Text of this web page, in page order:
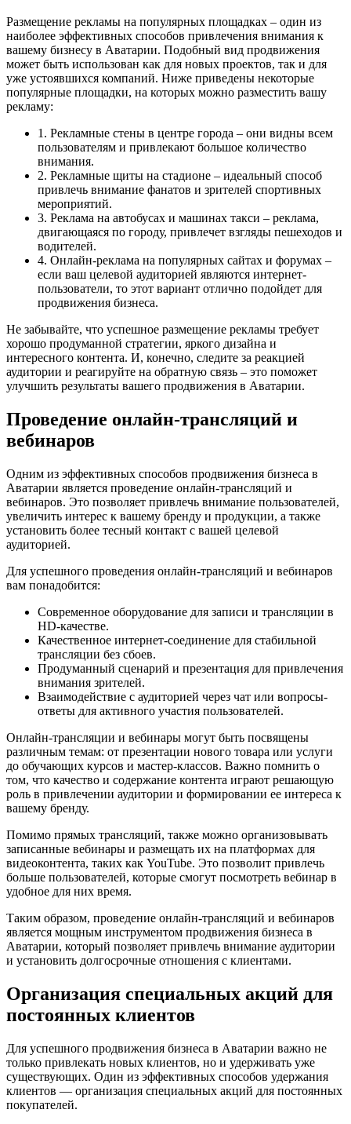
Размещение рекламы на популярных площадках – один из
наиболее эффективных способов привлечения внимания к
вашему бизнесу в Аватарии. Подобный вид продвижения
может быть использован как для новых проектов, так и для
уже устоявшихся компаний. Ниже приведены некоторые
популярные площадки, на которых можно разместить вашу
рекламу:
1. Рекламные стены в центре города – они видны всем
пользователям и привлекают большое количество
внимания.
2. Рекламные щиты на стадионе – идеальный способ
привлечь внимание фанатов и зрителей спортивных
мероприятий.
3. Реклама на автобусах и машинах такси – реклама,
двигающаяся по городу, привлечет взгляды пешеходов и
водителей.
4. Онлайн-реклама на популярных сайтах и форумах –
если ваш целевой аудиторией являются интернет-
пользователи, то этот вариант отлично подойдет для
продвижения бизнеса.
Не забывайте, что успешное размещение рекламы требует
хорошо продуманной стратегии, яркого дизайна и
интересного контента. И, конечно, следите за реакцией
аудитории и реагируйте на обратную связь – это поможет
улучшить результаты вашего продвижения в Аватарии.
Проведение онлайн-трансляций и
вебинаров
Одним из эффективных способов продвижения бизнеса в
Аватарии является проведение онлайн-трансляций и
вебинаров. Это позволяет привлечь внимание пользователей,
увеличить интерес к вашему бренду и продукции, а также
установить более тесный контакт с вашей целевой
аудиторией.
Для успешного проведения онлайн-трансляций и вебинаров
вам понадобится:
Современное оборудование для записи и трансляции в
HD-качестве.
Качественное интернет-соединение для стабильной
трансляции без сбоев.
Продуманный сценарий и презентация для привлечения
внимания зрителей.
Взаимодействие с аудиторией через чат или вопросы-
ответы для активного участия пользователей.
Онлайн-трансляции и вебинары могут быть посвящены
различным темам: от презентации нового товара или услуги
до обучающих курсов и мастер-классов. Важно помнить о
том, что качество и содержание контента играют решающую
роль в привлечении аудитории и формировании ее интереса к
вашему бренду.
Помимо прямых трансляций, также можно организовывать
записанные вебинары и размещать их на платформах для
видеоконтента, таких как YouTube. Это позволит привлечь
больше пользователей, которые смогут посмотреть вебинар в
удобное для них время.
Таким образом, проведение онлайн-трансляций и вебинаров
является мощным инструментом продвижения бизнеса в
Аватарии, который позволяет привлечь внимание аудитории
и установить долгосрочные отношения с клиентами.
Организация специальных акций для
постоянных клиентов
Для успешного продвижения бизнеса в Аватарии важно не
только привлекать новых клиентов, но и удерживать уже
существующих. Один из эффективных способов удержания
клиентов — организация специальных акций для постоянных
покупателей.